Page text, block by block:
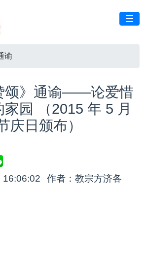
谕
颂》通谕——论爱惜
园 （2015 年 5 月
庆日颁布）
16:06:02 作者：教宗方济各